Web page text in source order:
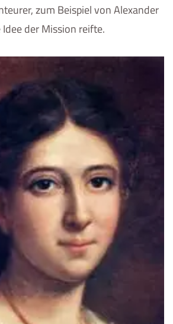
zum Beispiel von Alexander
der Mission reifte.